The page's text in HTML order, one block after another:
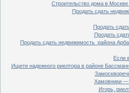
Строительство дома в Москве
Продать сдать
Продать
Продать
Продать сдать недвижимость района
Если
Ищете надежного риелтора в районе
Хамовники —
Игорь,